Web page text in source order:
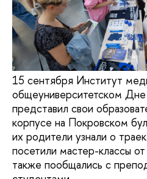
15 сентября Институт
общеуниверситетском
представил свои
корпусе на Покровском
их родители узнали о
посетили мастер-классы
также пообщались с